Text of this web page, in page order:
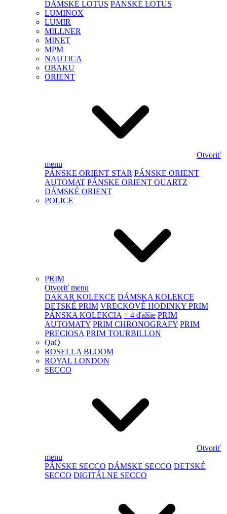
DÁMSKÉ LOTUS PÁNSKÉ LOTUS
LUMINOX
LUMIR
MILLNER
MINET
MPM
NAUTICA
OBAKU
ORIENT
Otvoriť
menu
PÁNSKE ORIENT STAR PÁNSKE ORIENT
AUTOMAT PÁNSKE ORIENT QUARTZ
DÁMSKÉ ORIENT
POLICE
PRIM
Otvoriť menu
DAKAR KOLEKCE DÁMSKA KOLEKCE
DETSKÉ PRIM VRECKOVÉ HODINKY PRIM
PÁNSKA KOLEKCIA + 4 ďalšie PRIM
AUTOMATY PRIM CHRONOGRAFY PRIM
PRECIOSA PRIM TOURBILLON
QaQ
ROSELLA BLOOM
ROYAL LONDON
SECCO
Otvoriť
menu
PÁNSKE SECCO DÁMSKE SECCO DETSKÉ
SECCO DIGITÁLNE SECCO